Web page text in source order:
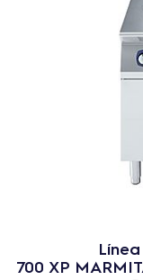
700 XP